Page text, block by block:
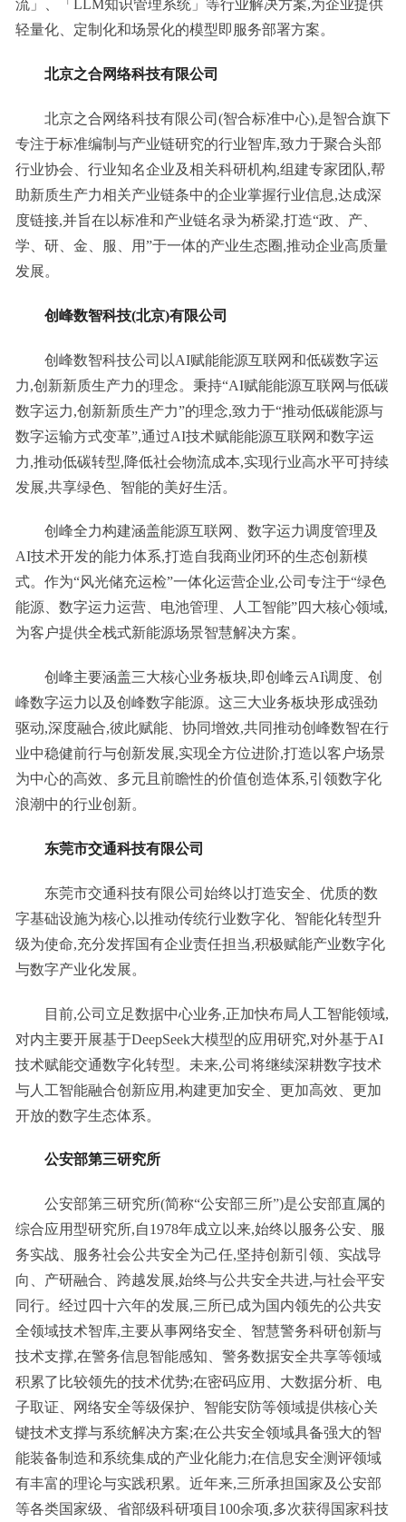
流」、「LLM知识管理系统」等行业解决方案,为企业提供
轻量化、定制化和场景化的模型即服务部署方案。
北京之合网络科技有限公司
北京之合网络科技有限公司(智合标准中心),是智合旗下
专注于标准编制与产业链研究的行业智库,致力于聚合头部
行业协会、行业知名企业及相关科研机构,组建专家团队,帮
助新质生产力相关产业链条中的企业掌握行业信息,达成深
度链接,并旨在以标准和产业链名录为桥梁,打造“政、产、
学、研、金、服、用”于一体的产业生态圈,推动企业高质量
发展。
创峰数智科技(北京)有限公司
创峰数智科技公司以AI赋能能源互联网和低碳数字运
力,创新新质生产力的理念。秉持“AI赋能能源互联网与低碳
数字运力,创新新质生产力”的理念,致力于“推动低碳能源与
数字运输方式变革”,通过AI技术赋能能源互联网和数字运
力,推动低碳转型,降低社会物流成本,实现行业高水平可持续
发展,共享绿色、智能的美好生活。
创峰全力构建涵盖能源互联网、数字运力调度管理及
AI技术开发的能力体系,打造自我商业闭环的生态创新模
式。作为“风光储充运检”一体化运营企业,公司专注于“绿色
能源、数字运力运营、电池管理、人工智能”四大核心领域,
为客户提供全栈式新能源场景智慧解决方案。
创峰主要涵盖三大核心业务板块,即创峰云AI调度、创
峰数字运力以及创峰数字能源。这三大业务板块形成强劲
驱动,深度融合,彼此赋能、协同增效,共同推动创峰数智在行
业中稳健前行与创新发展,实现全方位进阶,打造以客户场景
为中心的高效、多元且前瞻性的价值创造体系,引领数字化
浪潮中的行业创新。
东莞市交通科技有限公司
东莞市交通科技有限公司始终以打造安全、优质的数
字基础设施为核心,以推动传统行业数字化、智能化转型升
级为使命,充分发挥国有企业责任担当,积极赋能产业数字化
与数字产业化发展。
目前,公司立足数据中心业务,正加快布局人工智能领域,
对内主要开展基于DeepSeek大模型的应用研究,对外基于AI
技术赋能交通数字化转型。未来,公司将继续深耕数字技术
与人工智能融合创新应用,构建更加安全、更加高效、更加
开放的数字生态体系。
公安部第三研究所
公安部第三研究所(简称“公安部三所”)是公安部直属的
综合应用型研究所,自1978年成立以来,始终以服务公安、服
务实战、服务社会公共安全为己任,坚持创新引领、实战导
向、产研融合、跨越发展,始终与公共安全共进,与社会平安
同行。经过四十六年的发展,三所已成为国内领先的公共安
全领域技术智库,主要从事网络安全、智慧警务科研创新与
技术支撑,在警务信息智能感知、警务数据安全共享等领域
积累了比较领先的技术优势;在密码应用、大数据分析、电
子取证、网络安全等级保护、智能安防等领域提供核心关
键技术支撑与系统解决方案;在公共安全领域具备强大的智
能装备制造和系统集成的产业化能力;在信息安全测评领域
有丰富的理论与实践积累。近年来,三所承担国家及公安部
等各类国家级、省部级科研项目100余项,多次获得国家科技